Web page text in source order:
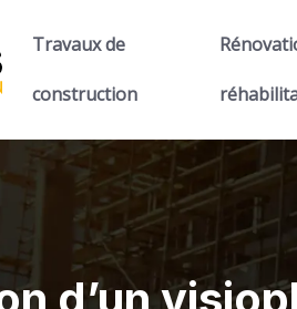
Travaux de
construction